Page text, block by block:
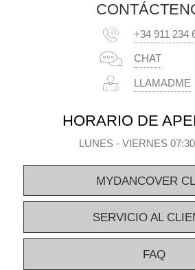
+34 911 234
CHAT
LLAMADME
HORARIO DE
LUNES - VIERNES
MYDANCOVER
SERVICIO AL
FAQ